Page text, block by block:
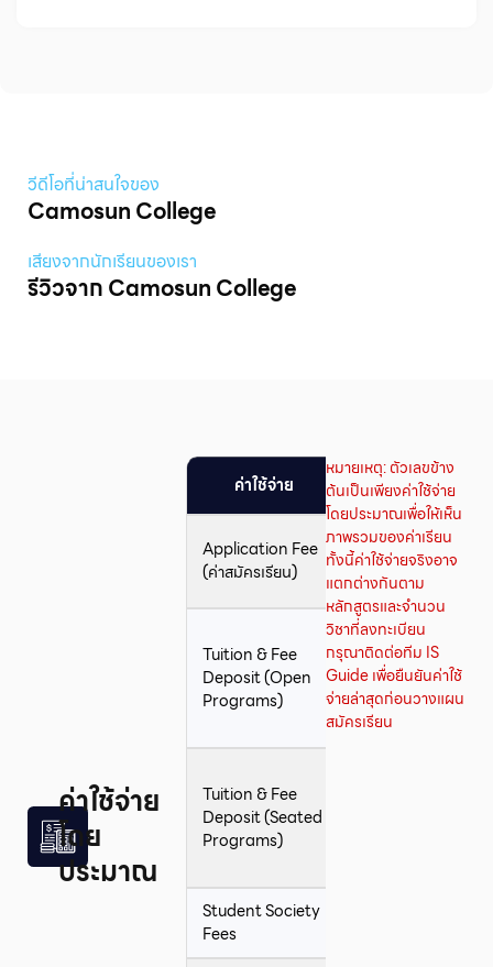
วีดีโอที่น่าสนใจของ
Camosun College
เสียงจากนักเรียนของเรา
รีวิวจาก Camosun College
ค่าใช้จ่าย
โดย
ประมาณ
ค่าใช้จ่าย ราคา
Application Fee
(ค่าสมัครเรียน)
100
CAD
ชำระครั้
เดียว แ
Tuition & Fee
Deposit (Open
Programs)
9,700
CAD
ไปหักจ
ค่าเล่า
Tuition & Fee
Deposit (Seated
Programs)
Student Society
Fees
หมายเหตุ: ตัวเลขข้าง
ต้นเป็นเพียงค่าใช้จ่าย
โดยประมาณเพื่อให้เห็น
ภาพรวมของค่าเรียน
ทั้งนี้ค่าใช้จ่ายจริงอาจ
แตกต่างกันตาม
หลักสูตรและจำนวน
วิชาที่ลงทะเบียน
กรุณาติดต่อทีม IS
Guide เพื่อยืนยันค่าใช้
จ่ายล่าสุดก่อนวางแผน
สมัครเรียน